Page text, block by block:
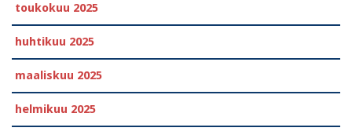
toukokuu 2025
huhtikuu 2025
maaliskuu 2025
helmikuu 2025